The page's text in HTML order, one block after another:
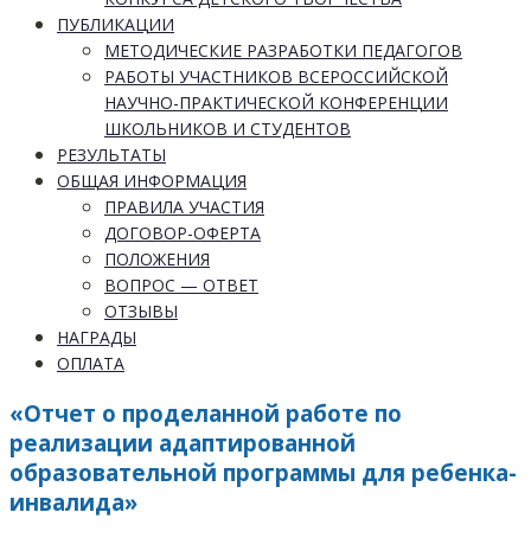
ПУБЛИКАЦИИ
МЕТОДИЧЕСКИЕ РАЗРАБОТКИ ПЕДАГОГОВ
РАБОТЫ УЧАСТНИКОВ ВСЕРОССИЙСКОЙ
НАУЧНО-ПРАКТИЧЕСКОЙ КОНФЕРЕНЦИИ
ШКОЛЬНИКОВ И СТУДЕНТОВ
РЕЗУЛЬТАТЫ
ОБЩАЯ ИНФОРМАЦИЯ
ПРАВИЛА УЧАСТИЯ
ДОГОВОР-ОФЕРТА
ПОЛОЖЕНИЯ
ВОПРОС — ОТВЕТ
ОТЗЫВЫ
НАГРАДЫ
ОПЛАТА
«Отчет о проделанной работе по
реализации адаптированной
образовательной программы для ребенка-
инвалида»